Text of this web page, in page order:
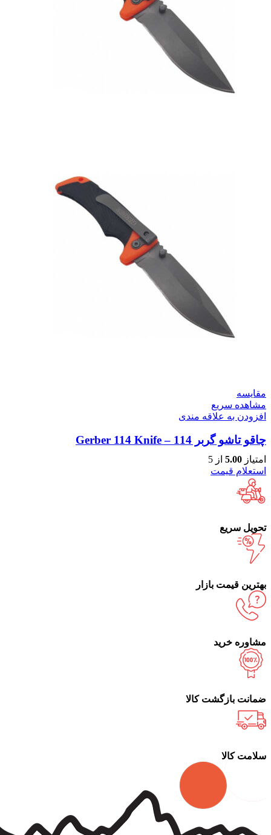
مقایسه
مشاهده سریع
افزودن به علاقه مندی
چاقو تاشو گربر 114 – Gerber 114 Knife
امتیاز 5.00 از 5
استعلام قیمت
تحویل سریع
بهترین قیمت بازار
مشاوره خرید
ضمانت بازگشت کالا
سلامت کالا